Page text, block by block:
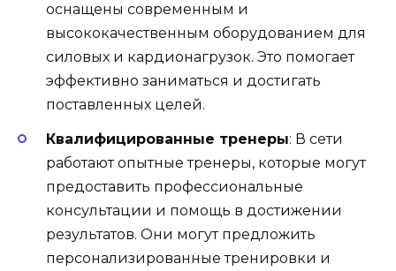
оснащены современным и
высококачественным оборудованием для
силовых и кардионагрузок. Это помогает
эффективно заниматься и достигать
поставленных целей.
Квалифицированные тренеры: В сети
работают опытные тренеры, которые могут
предоставить профессиональные
консультации и помощь в достижении
результатов. Они могут предложить
персонализированные тренировки и